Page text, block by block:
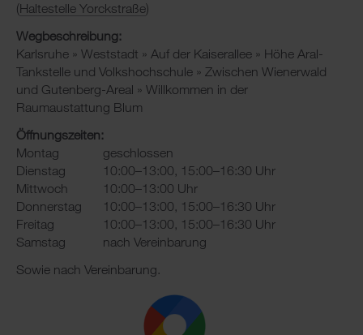
(Haltestelle Yorckstraße)
Wegbeschreibung:
Karlsruhe » Weststadt » Auf der Kaiserallee » Höhe Aral-
Tankstelle und Volkshochschule » Zwischen Wienerwald
und Gutenberg-Areal » Willkommen in der
Raumaustattung Blum
Öffnungszeiten:
Montag
geschlossen
Dienstag
10:00–13:00, 15:00–16:30 Uhr
Mittwoch
10:00–13:00 Uhr
Donnerstag
10:00–13:00, 15:00–16:30 Uhr
Freitag
10:00–13:00, 15:00–16:30 Uhr
Samstag
nach Vereinbarung
Sowie nach Vereinbarung.